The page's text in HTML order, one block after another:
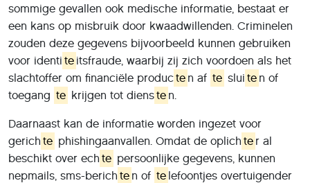
sommige gevallen ook medische informatie, bestaat er
een kans op misbruik door kwaadwillenden. Criminelen
zouden deze gegevens bijvoorbeeld kunnen gebruiken
voor identi te itsfraude, waarbij zij zich voordoen als het
slachtoffer om financiële producte n af te slui te n of
toegang te krijgen tot dienste n.
Daarnaast kan de informatie worden ingezet voor
gerich te phishingaanvallen. Omdat de oplich te r al
beschikt over ech te persoonlijke gegevens, kunnen
nepmails, sms-berich te n of te lefoontjes overtuigender